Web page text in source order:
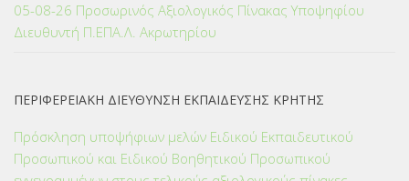
05-08-26 Προσωρινός Αξιολογικός Πίνακας Υποψηφίου
Διευθυντή Π.ΕΠΑ.Λ. Ακρωτηρίου
ΠΕΡΙΦΕΡΕΙΑΚΗ ΔΙΕΥΘΥΝΣΗ ΕΚΠΑΙΔΕΥΣΗΣ ΚΡΗΤΗΣ
Πρόσκληση υποψήφιων μελών Ειδικού Εκπαιδευτικού
Προσωπικού και Ειδικού Βοηθητικού Προσωπικού